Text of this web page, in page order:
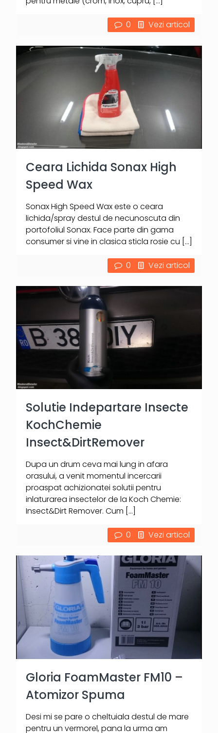
0 Vezi articol
Ceara Lichida Sonax High
Speed Wax
Sonax High Speed Wax este o ceara
lichida/spray destul de necunoscuta din
portofoliul Sonax. Face parte din gama
consumer si vine in clasica sticla rosie cu […]
0 Vezi articol
Solutie Indepartare Insecte
KochChemie
Insect&DirtRemover
Dupa un drum ceva mai lung in afara
orasului, a venit momentul incercarii
proaspat achizionatei solutii pentru
inlaturarea insectelor de la Koch Chemie:
Insect&Dirt Remover. Cum […]
0 Vezi articol
Gloria FoamMaster FM10 –
Atomizor Spuma
Desi mi se pare o cheltuiala destul de mare
pentru un vermorel, pana la urma am